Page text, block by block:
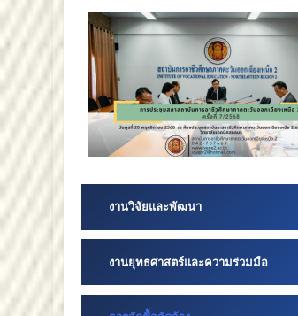
งานวิจัยและพัฒนา
งานยุทธศาสตร์และความร่วมมือ